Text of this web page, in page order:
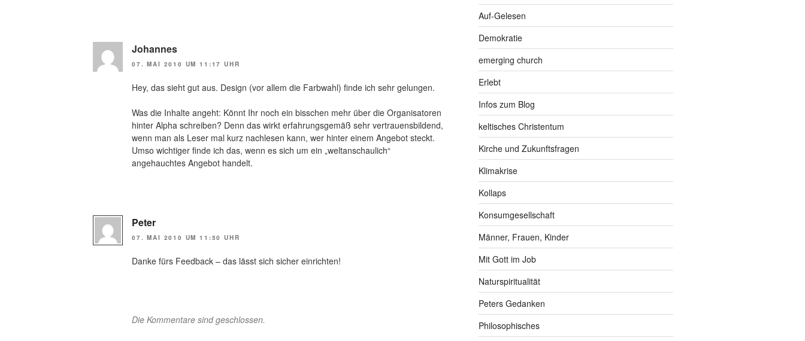
Johannes
07. MAI 2010 UM 11:17 UHR
Hey, das sieht gut aus. Design (vor allem die Farbwahl) finde ich sehr gelungen.
Was die Inhalte angeht: Könnt Ihr noch ein bisschen mehr über die Organisatoren
hinter Alpha schreiben? Denn das wirkt erfahrungsgemäß sehr vertrauensbildend,
wenn man als Leser mal kurz nachlesen kann, wer hinter einem Angebot steckt.
Umso wichtiger finde ich das, wenn es sich um ein „weltanschaulich“
angehauchtes Angebot handelt.
Peter
07. MAI 2010 UM 11:50 UHR
Danke fürs Feedback – das lässt sich sicher einrichten!
Die Kommentare sind geschlossen.
Auf-Gelesen
Demokratie
emerging church
Erlebt
Infos zum Blog
keltisches Christentum
Kirche und Zukunftsfragen
Klimakrise
Kollaps
Konsumgesellschaft
Männer, Frauen, Kinder
Mit Gott im Job
Naturspiritualität
Peters Gedanken
Philosophisches